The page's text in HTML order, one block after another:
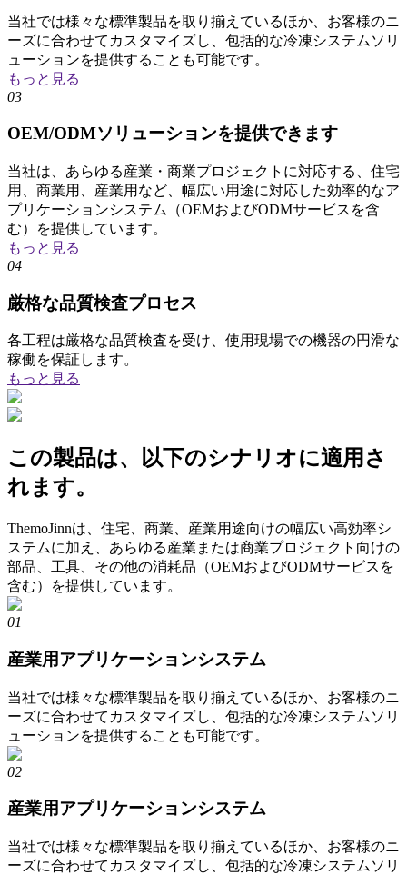
当社では様々な標準製品を取り揃えているほか、お客様のニ
ーズに合わせてカスタマイズし、包括的な冷凍システムソリ
ューションを提供することも可能です。
もっと見る
03
OEM/ODMソリューションを提供できます
当社は、あらゆる産業・商業プロジェクトに対応する、住宅
用、商業用、産業用など、幅広い用途に対応した効率的なア
プリケーションシステム（OEMおよびODMサービスを含
む）を提供しています。
もっと見る
04
厳格な品質検査プロセス
各工程は厳格な品質検査を受け、使用現場での機器の円滑な
稼働を保証します。
もっと見る
この製品は、以下のシナリオに適用さ
れます。
ThemoJinnは、住宅、商業、産業用途向けの幅広い高効率シ
ステムに加え、あらゆる産業または商業プロジェクト向けの
部品、工具、その他の消耗品（OEMおよびODMサービスを
含む）を提供しています。
01
産業用アプリケーションシステム
当社では様々な標準製品を取り揃えているほか、お客様のニ
ーズに合わせてカスタマイズし、包括的な冷凍システムソリ
ューションを提供することも可能です。
02
産業用アプリケーションシステム
当社では様々な標準製品を取り揃えているほか、お客様のニ
ーズに合わせてカスタマイズし、包括的な冷凍システムソリ